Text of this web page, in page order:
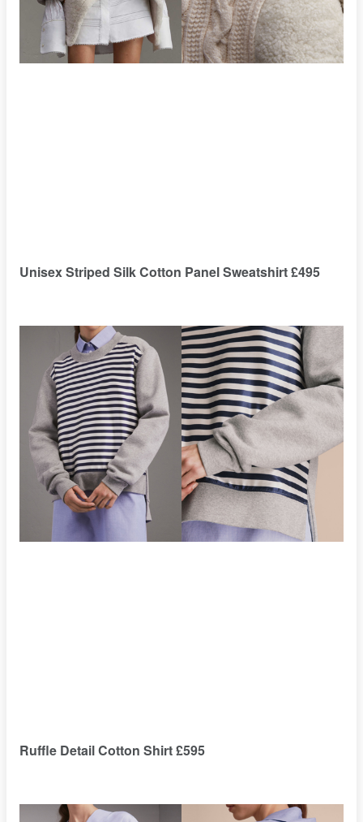
Unisex Striped Silk Cotton Panel Sweatshirt £495
Ruffle Detail Cotton Shirt £595